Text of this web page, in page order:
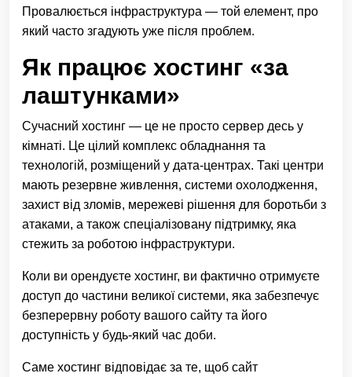
Провалюється інфраструктура — той елемент, про
який часто згадують уже після проблем.
Як працює хостинг «за
лаштунками»
Сучасний хостинг — це не просто сервер десь у
кімнаті. Це цілий комплекс обладнання та
технологій, розміщений у дата-центрах. Такі центри
мають резервне живлення, системи охолодження,
захист від зломів, мережеві рішення для боротьби з
атаками, а також спеціалізовану підтримку, яка
стежить за роботою інфраструктури.
Коли ви орендуєте хостинг, ви фактично отримуєте
доступ до частини великої системи, яка забезпечує
безперервну роботу вашого сайту та його
доступність у будь-який час доби.
Саме хостинг відповідає за те, щоб сайт